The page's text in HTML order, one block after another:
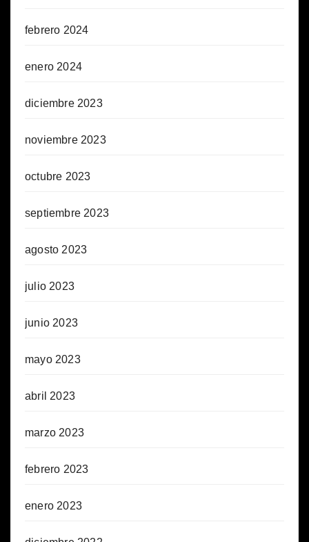
febrero 2024
enero 2024
diciembre 2023
noviembre 2023
octubre 2023
septiembre 2023
agosto 2023
julio 2023
junio 2023
mayo 2023
abril 2023
marzo 2023
febrero 2023
enero 2023